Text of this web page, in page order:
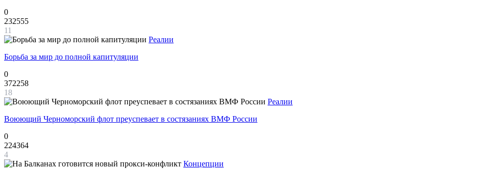
0
232555
11
Реалии
Борьба за мир до полной капитуляции
0
372258
18
Реалии
Воюющий Черноморский флот преуспевает в состязаниях ВМФ России
0
224364
4
Концепции